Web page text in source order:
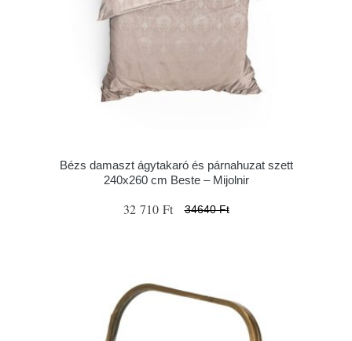
Bézs damaszt ágytakaró és párnahuzat szett
240x260 cm Beste – Mijolnir
32 710 Ft 34640 Ft